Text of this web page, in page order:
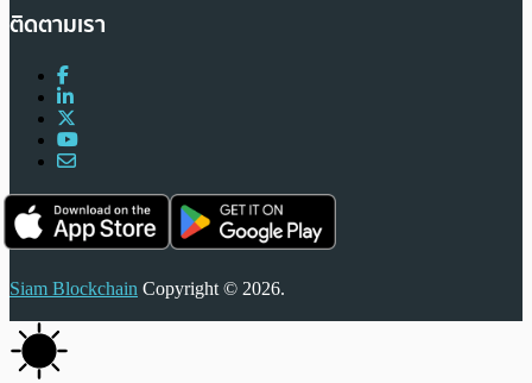
ติดตามเรา
Siam Blockchain Copyright © 2026.